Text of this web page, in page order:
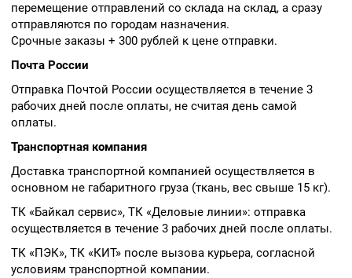
перемещение отправлений со склада на склад, а сразу
отправляются по городам назначения.
Срочные заказы + 300 рублей к цене отправки.
Почта России
Отправка Почтой России осуществляется в течение 3
рабочих дней после оплаты, не считая день самой
оплаты.
Транспортная компания
Доставка транспортной компанией осуществляется в
основном не габаритного груза (ткань, вес свыше 15 кг).
ТК «Байкал сервис», ТК «Деловые линии»: отправка
осуществляется в течение 3 рабочих дней после оплаты.
ТК «ПЭК», ТК «КИТ» после вызова курьера, согласной
условиям транспортной компании.